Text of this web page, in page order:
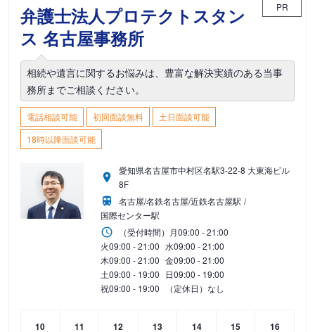
弁護士法人プロテクトスタン
ス 名古屋事務所
PR
相続や遺言に関するお悩みは、豊富な解決実績のある当事
務所までご相談ください。
電話相談可能 初回面談無料
土日面談可能
18時以降面談可能
愛知県名古屋市中村区名駅3-22-8 大東海ビル
8F
名古屋/名鉄名古屋/近鉄名古屋駅
国際センター駅
（受付時間） 月09:00 - 21:00
火09:00 - 21:00 水09:00 - 21:00
木09:00 - 21:00 金09:00 - 21:00
土09:00 - 19:00 日09:00 - 19:00
祝09:00 - 19:00 （定休日）なし
10
11
12
13
14
15
16